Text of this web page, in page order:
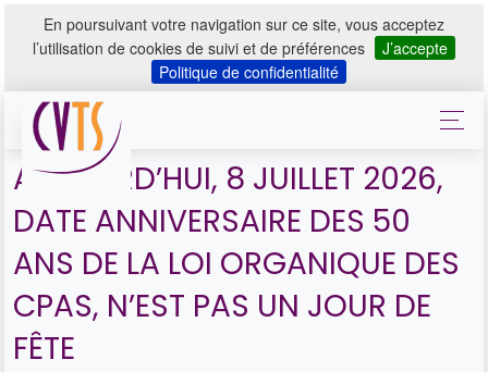
En poursuivant votre navigation sur ce site, vous acceptez
l’utilisation de cookies de suivi et de préférences
J’accepte
Politique de confidentialité
AUJOURD’HUI, 8 JUILLET 2026,
DATE ANNIVERSAIRE DES 50
ANS DE LA LOI ORGANIQUE DES
CPAS, N’EST PAS UN JOUR DE
FÊTE